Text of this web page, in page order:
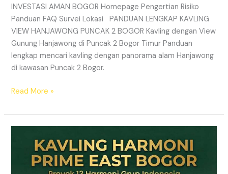
INVESTASI AMAN BOGOR Homepage Pengertian Risiko
Panduan FAQ Survei Lokasi PANDUAN LENGKAP KAVLING
VIEW HANJAWONG PUNCAK 2 BOGOR Kavling dengan View
Gunung Hanjawong di Puncak 2 Bogor Timur Panduan
lengkap mencari kavling dengan panorama alam Hanjawong
di kawasan Puncak 2 Bogor.
Read More »
Puncak